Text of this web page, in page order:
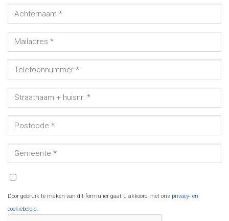
Door gebruik te maken van dit formulier gaat u akkoord met ons privacy- en
cookiebeleid.